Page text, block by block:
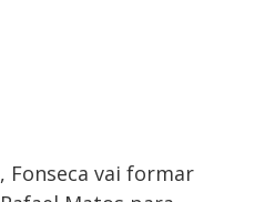
Fonseca vai formar